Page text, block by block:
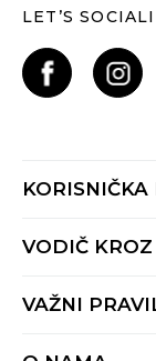
LET’S
Provjeri status
Radno vrijeme 9-
VODIČ
Načini isporuke
Reklamacije
VAŽNI